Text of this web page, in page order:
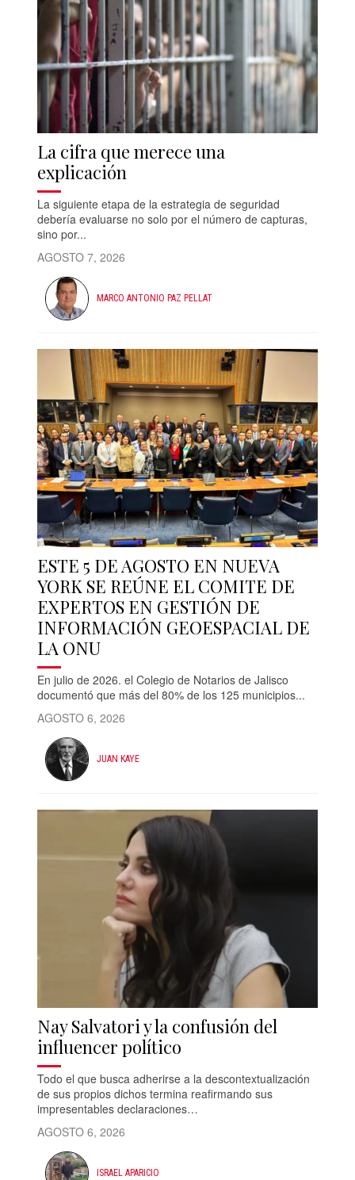
La cifra que merece una
explicación
La siguiente etapa de la estrategia de seguridad
debería evaluarse no solo por el número de capturas,
sino por...
AGOSTO 7, 2026
MARCO ANTONIO PAZ PELLAT
ESTE 5 DE AGOSTO EN NUEVA
YORK SE REÚNE EL COMITE DE
EXPERTOS EN GESTIÓN DE
INFORMACIÓN GEOESPACIAL DE
LA ONU
En julio de 2026. el Colegio de Notarios de Jalisco
documentó que más del 80% de los 125 municipios...
AGOSTO 6, 2026
JUAN KAYE
Nay Salvatori y la confusión del
influencer político
Todo el que busca adherirse a la descontextualización
de sus propios dichos termina reafirmando sus
impresentables declaraciones…
AGOSTO 6, 2026
ISRAEL APARICIO